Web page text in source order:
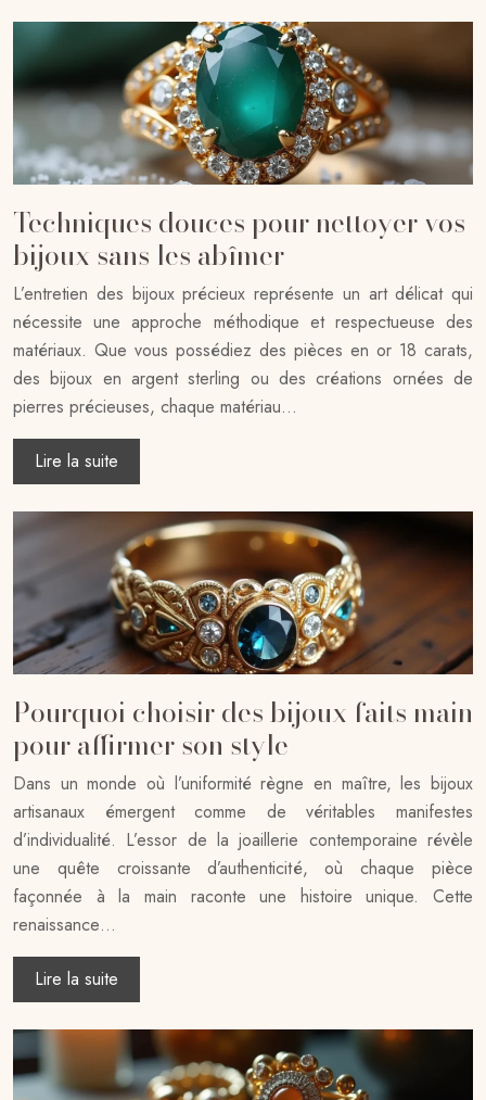
Techniques douces pour nettoyer vos
bijoux sans les abîmer
L’entretien des bijoux précieux représente un art délicat qui
nécessite une approche méthodique et respectueuse des
matériaux. Que vous possédiez des pièces en or 18 carats,
des bijoux en argent sterling ou des créations ornées de
pierres précieuses, chaque matériau…
Lire la suite
Pourquoi choisir des bijoux faits main
pour affirmer son style
Dans un monde où l’uniformité règne en maître, les bijoux
artisanaux émergent comme de véritables manifestes
d’individualité. L’essor de la joaillerie contemporaine révèle
une quête croissante d’authenticité, où chaque pièce
façonnée à la main raconte une histoire unique. Cette
renaissance…
Lire la suite